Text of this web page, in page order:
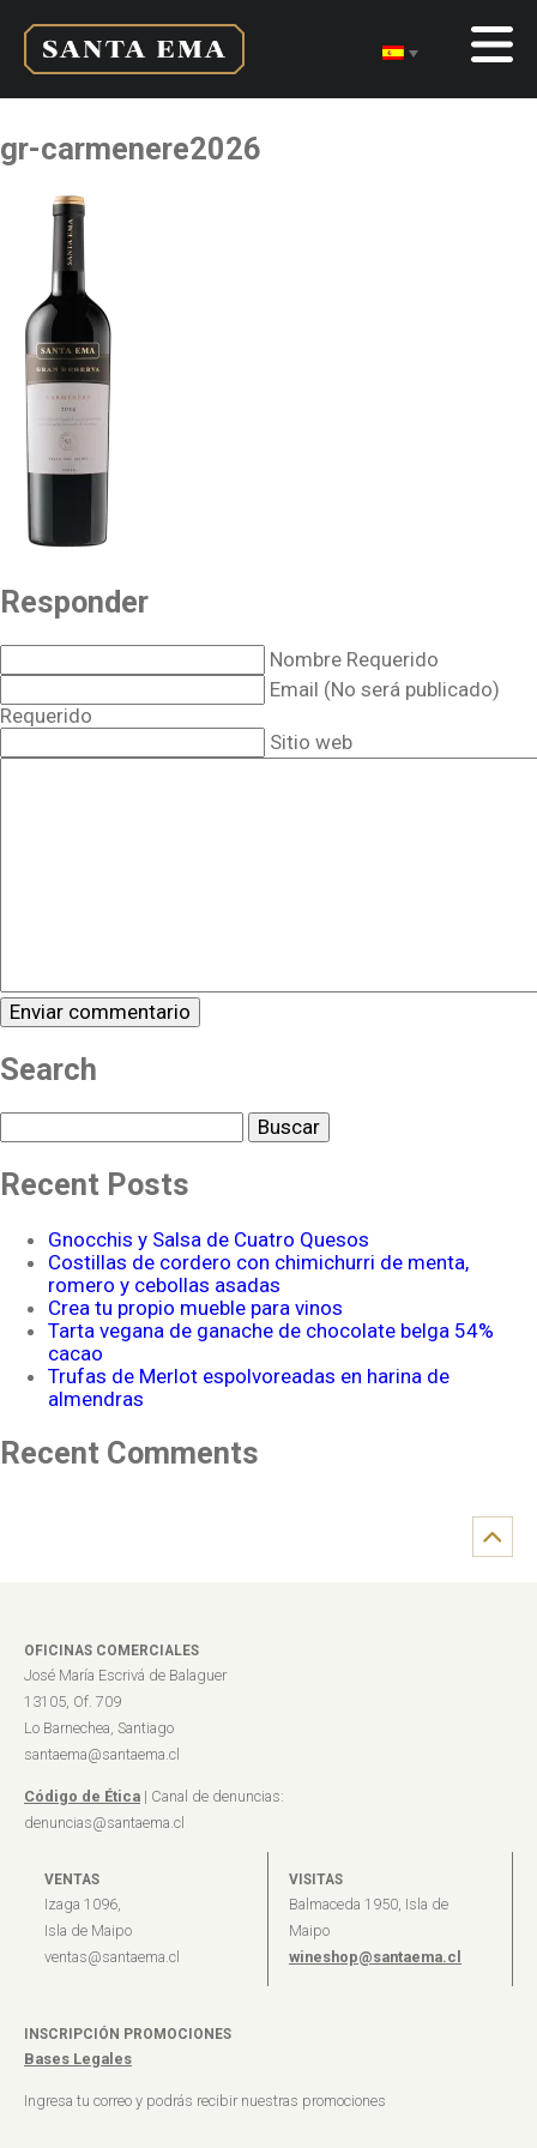
gr-carmenere2026
Responder
Nombre Requerido
Email (No será publicado)
Requerido
Sitio web
Search
Recent Posts
Gnocchis y Salsa de Cuatro Quesos
Costillas de cordero con chimichurri de menta,
romero y cebollas asadas
Crea tu propio mueble para vinos
Tarta vegana de ganache de chocolate belga 54%
cacao
Trufas de Merlot espolvoreadas en harina de
almendras
Recent Comments
OFICINAS COMERCIALES
José María Escrivá de Balaguer
13105, Of. 709
Lo Barnechea, Santiago
santaema@santaema.cl
Código de Ética | Canal de denuncias:
denuncias@santaema.cl
VENTAS
Izaga 1096,
Isla de Maipo
ventas@santaema.cl
VISITAS
Balmaceda 1950, Isla de
Maipo
wineshop@santaema.cl
INSCRIPCIÓN PROMOCIONES
Bases Legales
Ingresa tu correo y podrás recibir nuestras promociones